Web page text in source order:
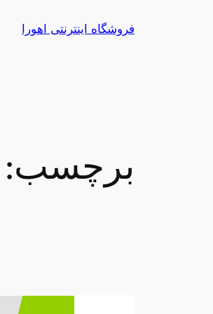
فروشگاه اینترنتی اهورا
برچسب: